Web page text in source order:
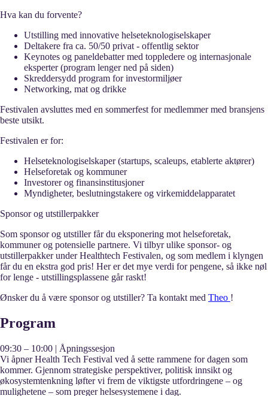
Hva kan du forvente?
Utstilling med innovative helseteknologiselskaper
Deltakere fra ca. 50/50 privat - offentlig sektor
Keynotes og paneldebatter med toppledere og internasjonale
eksperter (program lenger ned på siden)
Skreddersydd program for investormiljøer
Networking, mat og drikke
Festivalen avsluttes med en sommerfest for medlemmer med bransjens
beste utsikt.
Festivalen er for:
Helseteknologiselskaper (startups, scaleups, etablerte aktører)
Helseforetak og kommuner
Investorer og finansinstitusjoner
Myndigheter, beslutningstakere og virkemiddelapparatet
Sponsor og utstillerpakker
Som sponsor og utstiller får du eksponering mot helseforetak,
kommuner og potensielle partnere. Vi tilbyr ulike sponsor- og
utstillerpakker under Healthtech Festivalen, og som medlem i klyngen
får du en ekstra god pris! Her er det mye verdi for pengene, så ikke nøl
for lenge - utstillingsplassene går raskt!
Ønsker du å være sponsor og utstiller? Ta kontakt med Theo !
Program
09:30 – 10:00 | Åpningssesjon
Vi åpner Health Tech Festival ved å sette rammene for dagen som
kommer. Gjennom strategiske perspektiver, politisk innsikt og
økosystemtenkning løfter vi frem de viktigste utfordringene – og
mulighetene – som preger helsesystemene i dag.